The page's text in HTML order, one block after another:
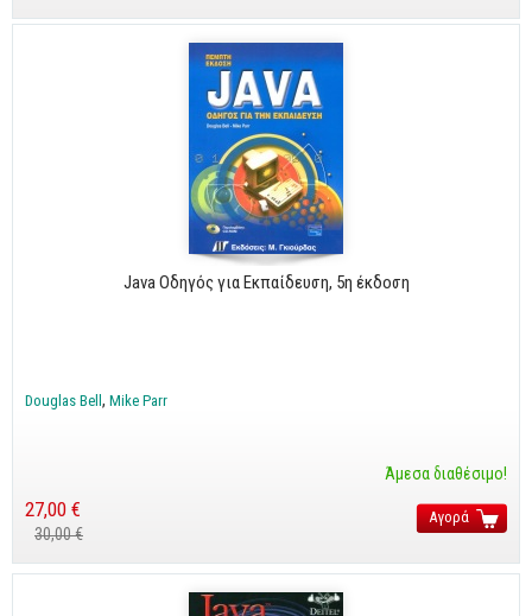
Προσφορές
Java Οδηγός για Εκπαίδευση, 5η έκδοση
Douglas Bell Mike Parr
Άμεσα διαθέσιμο!
27,00 €
30,00 €
Αγορά